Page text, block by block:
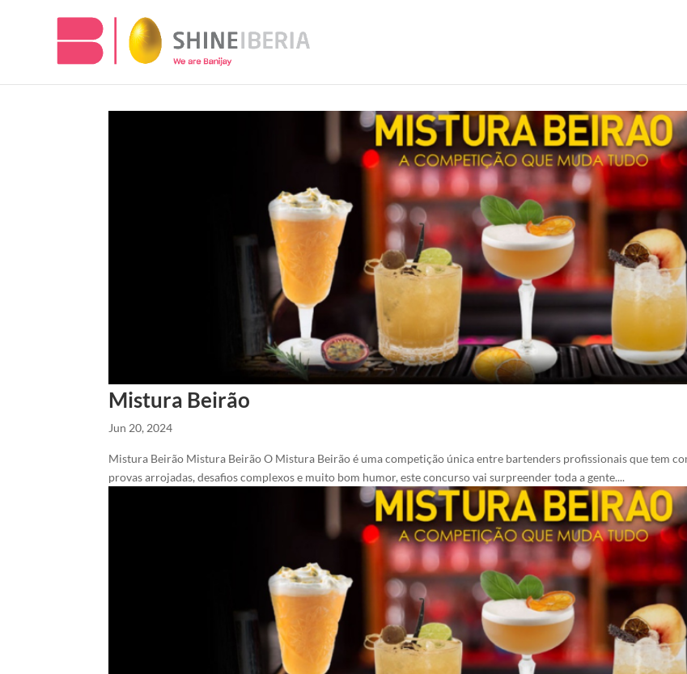
Mistura Beirão
Jun 20, 2024
Mistura Beirão Mistura Beirão O Mistura Beirão é uma competição única entre bartenders profissionais que tem
provas arrojadas, desafios complexos e muito bom humor, este concurso vai surpreender toda a gente....